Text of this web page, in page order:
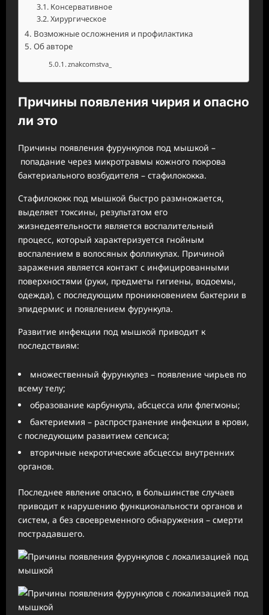
Консервативное
Хирургическое
Возможные осложнения и профилактика
Об авторе
znakcomstva_
Причины появления чирия и опасно
ли это
Причины появления фурункулов под мышкой –
попадание через микротравмы кожного покрова
бактериального возбудителя – стафилококка.
Стафилококк под мышкой быстро размножается,
выделяет токсины, результатом его
жизнедеятельности является воспалительный
процесс, который характеризуется гнойным
воспалением в волосяных фолликулах. Причиной
заражения является контакт с инфицированными
поверхностями (руки, предметы гигиены, водоемы,
одежда), с последующим проникновением бактерии в
эпидермис и появлением фурункула.
Развитие инфекции под мышкой приводит к
последствиям:
множественный фурункулез – появление чирьев по
всему телу;
образование карбункула, абсцесса или флегмоны;
бактериемия – распространение инфекции в крови,
с последующим развитием сепсиса;
вторичные некротические абсцессы внутренних
органов.
Последнее явление опасно, в большинстве случаев
приводит к нарушению функциональности органов и
систем, а без своевременного обнаружения – смерти
пострадавшего.